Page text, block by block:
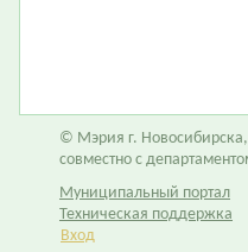
© Мэрия г.
совместно с
Муниципальный портал
Техническая поддержка
Вход